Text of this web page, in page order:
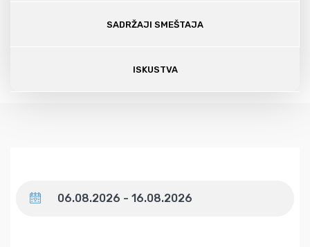
SADRŽAJI SMEŠTAJA
ISKUSTVA